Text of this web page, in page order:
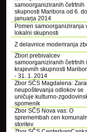
samoorganiziranih četrtnih
skupnosti Maribora od 6.
januarja 2014
Pomen samoorganiziranja
lokalni skupnosti
Z delavnice moderiranja
Zbori prebivalcev
samoorganiziranih četrtnih
krajevnih skupnosti
- 31. 1. 2014
Zbor SČS Magdalena:
neupoštevanja odlokov se
uničuje kulturno-
spomenik
Zbor SČS Nova vas: O
spremembah cen
storitev